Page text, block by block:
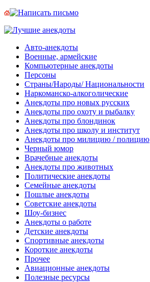
Авто-анекдоты
Военные, армейские
Компьютерные анекдоты
Персоны
Страны/Народы/ Национальности
Наркоманско-алкоголические
Анекдоты про новых русских
Анекдоты про охоту и рыбалку
Анекдоты про блондинок
Анекдоты про школу и институт
Анекдоты про милицию / полицию
Черный юмор
Врачебные анекдоты
Анекдоты про животных
Политические анекдоты
Семейные анекдоты
Пошлые анекдоты
Советские анекдоты
Шоу-бизнес
Анекдоты о работе
Детские анекдоты
Спортивные анекдоты
Короткие анекдоты
Прочее
Авиационные анекдоты
Полезные ресурсы